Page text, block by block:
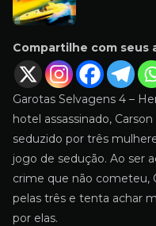
Compartilhe com seus
Garotas Selvagens 4 –
hotel assassinado,
seduzido por três
jogo de sedução. Ao ser
crime que não cometeu,
pelas três e tenta achar
por elas.